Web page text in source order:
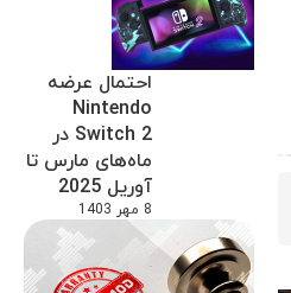
احتمال عرضه
Nintendo
Switch 2 در
ماه‌های مارس تا
آوریل 2025
8 مهر 1403